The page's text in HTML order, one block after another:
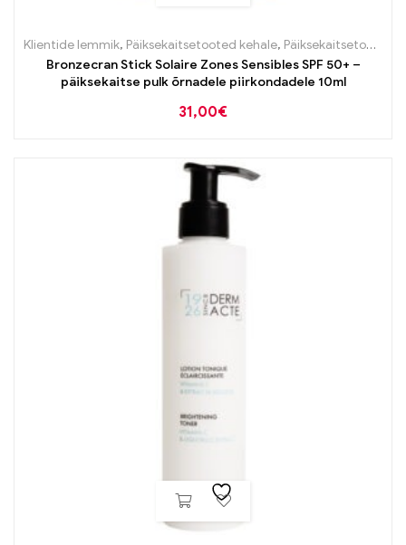
Klientide lemmik, Päiksekaitsetooted kehale, Päiksekaitsetooted näole
Bronzecran Stick Solaire Zones Sensibles SPF 50+ –
päiksekaitse pulk õrnadele piirkondadele 10ml
31,00€